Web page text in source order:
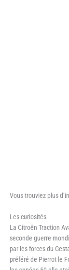
Vous trouviez plus
Les curiosités
La Citroën Traction
seconde guerre
par les forces du
préféré de Pierrot le